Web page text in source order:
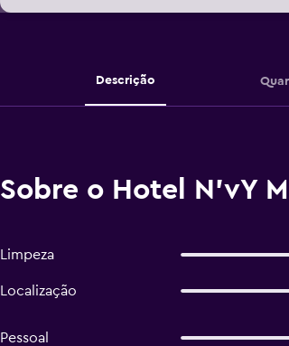
Descrição
Sobre o Hotel N'vY
Limpeza
Localização
Pessoal